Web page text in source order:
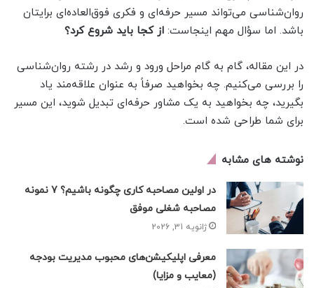
روان‌شناسی می‌تواند مسیر حرفه‌ای و فکری فوق‌العاده‌ای برایتان
باشد. اما سؤال مهم اینجاست: از کجا باید شروع کرد؟
در این مقاله، گام به گام مراحل ورود و رشد در رشته روان‌شناسی
را بررسی می‌کنیم. چه بخواهید صرفاً به عنوان علاقه‌مند یاد
بگیرید، چه بخواهید به یک مشاور حرفه‌ای تبدیل شوید، این مسیر
برای شما طراحی شده است.
نوشته های مشابه
در اولین مصاحبه کاری چگونه باشیم؟ 7 نمونه
مصاحبه شغلی موفق
ژانویه 31, 2026
معرفی اپلیکیشن‌های محبوب مدیریت بودجه
(معایب و مزایا)